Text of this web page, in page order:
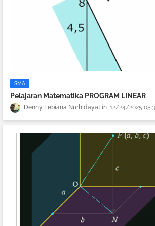
SMA
Pelajaran Matematika PROGRAM LINEAR
Denny Febiana Nurhidayat 12/24/2025